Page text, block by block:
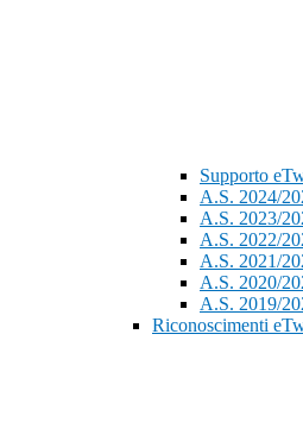
Supporto
A.S. 2024/
A.S. 2023/
A.S. 2022/
A.S. 2021/
A.S. 2020/
A.S. 2019/
Riconoscimenti